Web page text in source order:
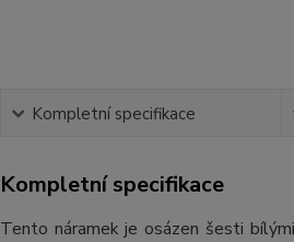
Kompletní specifikace
Kompletní specifikace
Tento náramek je osázen šesti